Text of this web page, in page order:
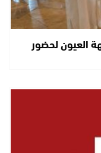
العيون لحضور